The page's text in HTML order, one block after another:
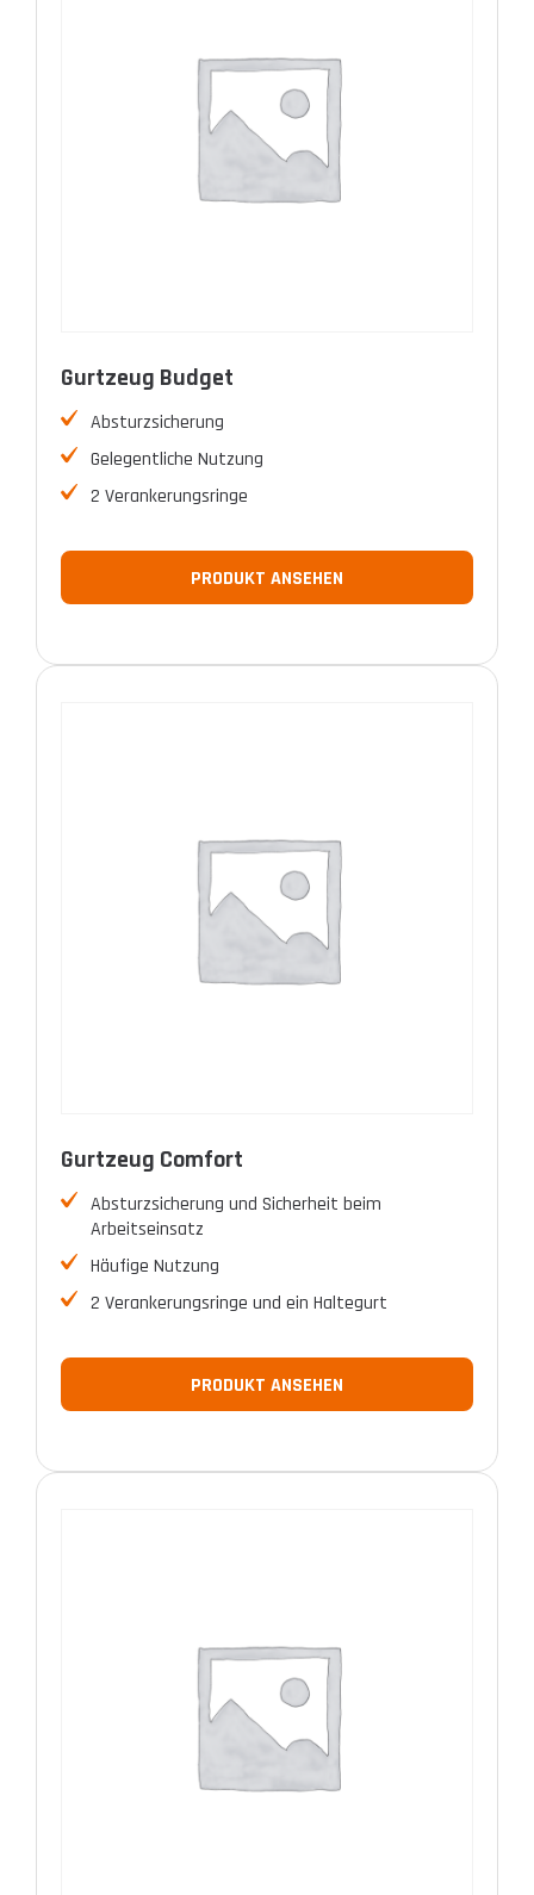
Gurtzeug Budget
Absturzsicherung
Gelegentliche Nutzung
2 Verankerungsringe
PRODUKT ANSEHEN
Gurtzeug Comfort
Absturzsicherung und Sicherheit beim
Arbeitseinsatz
Häufige Nutzung
2 Verankerungsringe und ein Haltegurt
PRODUKT ANSEHEN